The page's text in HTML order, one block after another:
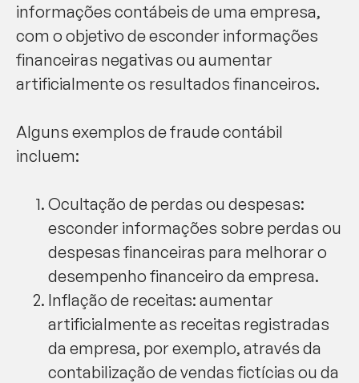
informações contábeis de uma empresa,
com o objetivo de esconder informações
financeiras negativas ou aumentar
artificialmente os resultados financeiros.
Alguns exemplos de fraude contábil
incluem:
Ocultação de perdas ou despesas:
esconder informações sobre perdas ou
despesas financeiras para melhorar o
desempenho financeiro da empresa.
Inflação de receitas: aumentar
artificialmente as receitas registradas
da empresa, por exemplo, através da
contabilização de vendas fictícias ou da